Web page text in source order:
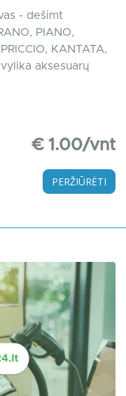
- dešimt
PIANO,
KANTATA,
aksesuarų
€ 1.00/vnt
PERŽIŪRĖTI